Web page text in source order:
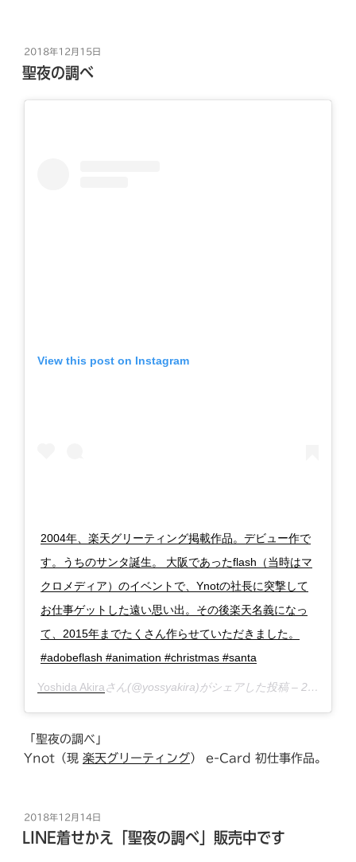
投
稿
日:
2018年12月15日
聖夜の調べ
View this post on Instagram
2004年、楽天グリーティング掲載作品。デビュー作で
す。うちのサンタ誕生。 大阪であったflash（当時はマ
クロメディア）のイベントで、Ynotの社長に突撃して
お仕事ゲットした遠い思い出。その後楽天名義になっ
て、2015年までたくさん作らせていただきました。
#adobeflash #animation #christmas #santa
Yoshida Akiraさん(@yossyakira)がシェアした投稿 – 2018年12月月13日午後11時44分PST
「聖夜の調べ」
Ynot（現 楽天グリーティング） e-Card 初仕事作品。
投
稿
日:
2018年12月14日
LINE着せかえ「聖夜の調べ」販売中です